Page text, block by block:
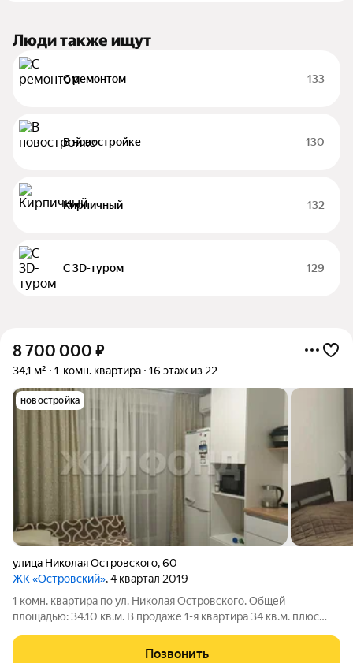
Люди также ищут
С ремонтом 133
В новостройке 130
Кирпичный 132
С 3D-туром 129
8 700 000 ₽
34,1 м² 1-комн. квартира 16 этаж из 22
новостройка
улица Николая Островского,60
ЖК «Островский», 4 квартал 2019
1 комн. квартира по ул. Николая Островского. Общей
площадью: 34.10 кв.м. В продаже 1-я квартира 34 кв.м. плюс
окнами, лоджией и французским балконом, наполняющим
Позвонить